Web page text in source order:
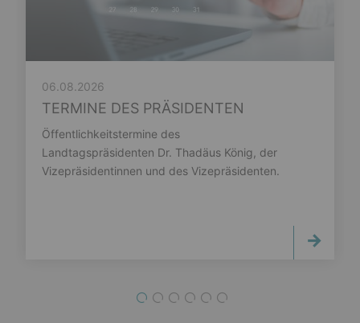
06.08.2026
TERMINE DES PRÄSIDENTEN
Öffentlichkeitstermine des
Landtagspräsidenten Dr. Thadäus König, der
Vizepräsidentinnen und des Vizepräsidenten.
1 2 3 4 5